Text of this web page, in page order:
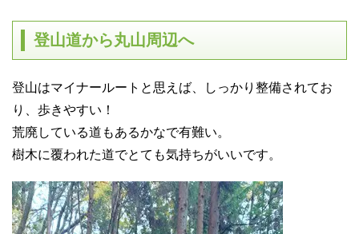
登山道から丸山周辺へ
登山はマイナールートと思えば、しっかり整備されてお
り、歩きやすい！
荒廃している道もあるかなで有難い。
樹木に覆われた道でとても気持ちがいいです。